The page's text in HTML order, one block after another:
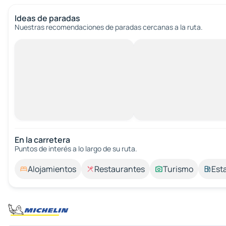
Ideas de paradas
Nuestras recomendaciones de paradas cercanas a la ruta.
En la carretera
Puntos de interés a lo largo de su ruta.
Alojamientos Restaurantes Turismo